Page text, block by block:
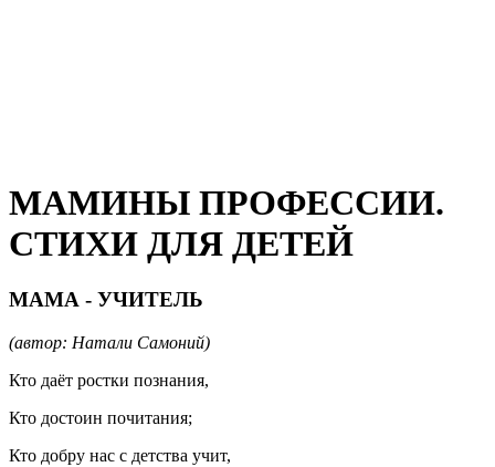
МАМИНЫ ПРОФЕССИИ.
СТИХИ ДЛЯ ДЕТЕЙ
МАМА - УЧИТЕЛЬ
(автор: Натали Самоний)
Кто даёт ростки познания,
Кто достоин почитания;
Кто добру нас с детства учит,